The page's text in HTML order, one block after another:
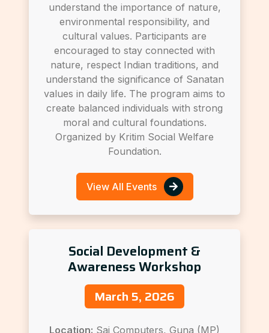
understand the importance of nature,
environmental responsibility, and
cultural values. Participants are
encouraged to stay connected with
nature, respect Indian traditions, and
understand the significance of Sanatan
values in daily life. The program aims to
create balanced individuals with strong
moral and cultural foundations.
Organized by Kritim Social Welfare
Foundation.
View All Events
Social Development &
Awareness Workshop
March 5, 2026
Location: Sai Computers, Guna (MP)